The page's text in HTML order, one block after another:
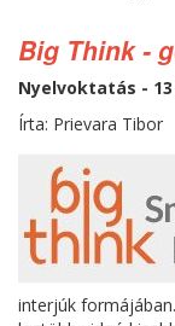
Big Think -
Nyelvoktatás - 13
Írta: Prievara Tibor
interjúk